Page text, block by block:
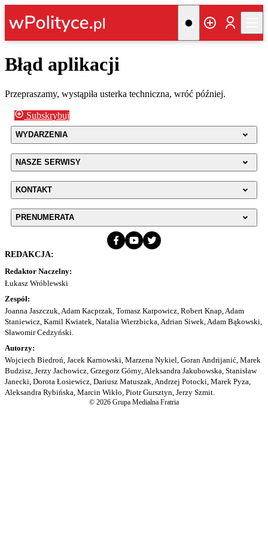
Błąd aplikacji
Przepraszamy, wystąpiła usterka techniczna, wróć później.
Subskrybuj
WYDARZENIA
NASZE SERWISY
KONTAKT
PRENUMERATA
REDAKCJA:
Redaktor Naczelny:
Łukasz Wróblewski
Zespół:
Joanna Jaszczuk, Adam Kacprzak, Tomasz Karpowicz, Robert Knap, Adam
Staniewicz, Kamil Kwiatek, Natalia Wierzbicka, Adrian Siwek, Adam Bąkowski,
Sławomir Cedzyński.
Autorzy:
Wojciech Biedroń, Jacek Karnowski, Marzena Nykiel, Goran Andrijanić, Marek
Budzisz, Jerzy Jachowicz, Grzegorz Górny, Aleksandra Jakubowska, Stanisław
Janecki, Dorota Łosiewicz, Dariusz Matuszak, Andrzej Potocki, Marek Pyza,
Aleksandra Rybińska, Marcin Wikło, Piotr Gursztyn, Jerzy Szmit.
© 2026 Grupa Medialna Fratria